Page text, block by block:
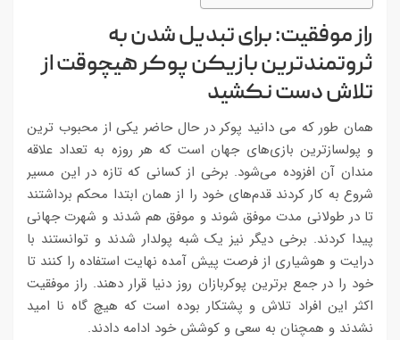
راز موفقیت: برای تبدیل شدن به
ثروتمندترین بازیکن پوکر هیچوقت از
تلاش دست نکشید
همان طور که می‌ دانید پوکر در حال حاضر یکی از محبوب ترین
و پولسازترین بازی‌های جهان است که هر روزه به تعداد علاقه
مندان آن افزوده می‌شود. برخی از کسانی که تازه در این مسیر
شروع به کار کردند قدم‌های خود را از همان ابتدا محکم برداشتند
تا در طولانی مدت موفق شوند و موفق هم شدند و شهرت جهانی
پیدا کردند. برخی دیگر نیز یک شبه پولدار شدند و توانستند با
درایت و هوشیاری از فرصت پیش آمده نهایت استفاده را کنند تا
خود را در جمع برترین پوکربازان روز دنیا قرار دهند. راز موفقیت
اکثر این افراد تلاش و پشتکار بوده است که هیچ گاه نا امید
نشدند و همچنان به سعی و کوشش خود ادامه دادند.